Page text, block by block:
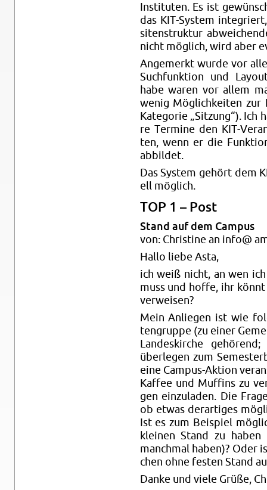
In­sti­tu­ten. Es ist
das KIT-Sys­tem
siten­struk­tur
nicht mög­lich, wird aber
An­ge­merkt wurde vor
Such­funk­ti­on und
habe waren vor allem
wenig Mög­lich­kei­ten zur
Ka­te­go­rie „Sit­zung“). Ich
re Ter­mi­ne den KIT-
ten, wenn er die
ab­bil­det.
Das Sys­tem ge­hört dem
ell mög­lich.
TOP 1 – Post
Stand auf dem Cam­pus
von: Chris­ti­ne an info@
Hallo liebe Asta,
ich weiß nicht, an wen
muss und hoffe, ihr
ver­wei­sen?
Mein An­lie­gen ist wie
ten­grup­pe (zu einer
Lan­des­kir­che
über­le­gen zum
eine Cam­pus-Ak­ti­on
Kaf­fee und Muf­fins zu
gen ein­zu­la­den. Die
ob etwas der­ar­ti­ges
Ist es zum Bei­spiel
klei­nen Stand zu haben
manch­mal haben)? Oder
chen ohne fes­ten Stand
Danke und viele Grüße,